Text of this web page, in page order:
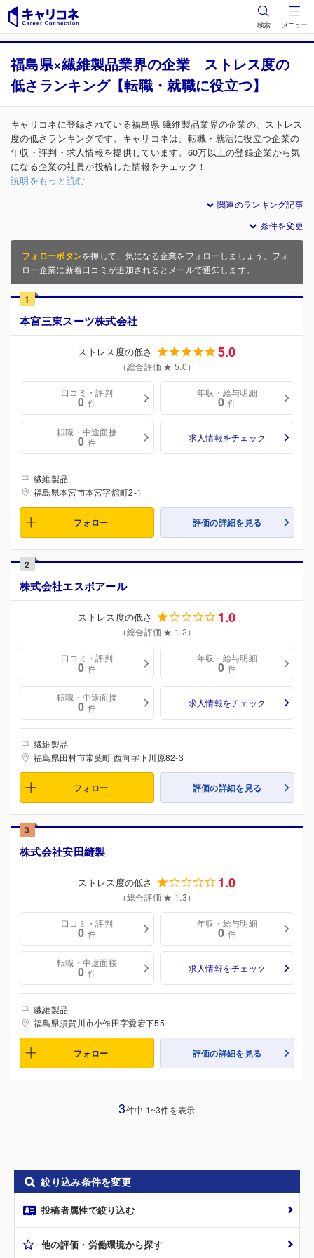
検索 メニュー
福島県×繊維製品業界の企業 ストレス度の
低さランキング【転職・就職に役立つ】
キャリコネに登録されている福島県 繊維製品業界の企業の、ストレス
度の低さランキングです。キャリコネは、転職・就活に役立つ企業の
年収・評判・求人情報を提供しています。60万以上の登録企業から気
になる企業の社員が投稿した情報をチェック！
説明をもっと読む
関連のランキング記事
条件を変更
フォローボタンを押して、気になる企業をフォローしましょう。フォ
ロー企業に新着口コミが追加されるとメールで通知します。
1
本宮三東スーツ株式会社
ストレス度の低さ 5.0
（総合評価 ★ 5.0）
口コミ・評判
0 件
年収・給与明細
0 件
転職・中途面接
0 件 求人情報をチェック
繊維製品
福島県本宮市本宮字舘町2-1
フォロー 評価の詳細を見る
2
株式会社エスポアール
ストレス度の低さ 1.0
（総合評価 ★ 1.2）
口コミ・評判
0 件
年収・給与明細
0 件
転職・中途面接
0 件 求人情報をチェック
繊維製品
福島県田村市常葉町 西向字下川原82-3
フォロー 評価の詳細を見る
3
株式会社安田縫製
ストレス度の低さ 1.0
（総合評価 ★ 1.3）
口コミ・評判
0 件
年収・給与明細
0 件
転職・中途面接
0 件 求人情報をチェック
繊維製品
福島県須賀川市小作田字愛宕下55
フォロー 評価の詳細を見る
3件中 1~3件を表示
絞り込み条件を変更
投稿者属性で絞り込む
他の評価・労働環境から探す